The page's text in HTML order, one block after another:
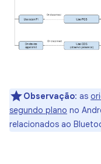
Observação: as
segundo plano no
relacionados ao